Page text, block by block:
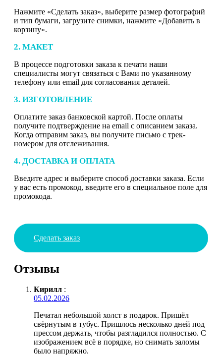
Нажмите «Сделать заказ», выберите размер фотографий
и тип бумаги, загрузите снимки, нажмите «Добавить в
корзину».
2. МАКЕТ
В процессе подготовки заказа к печати наши
специалисты могут связаться с Вами по указанному
телефону или email для согласования деталей.
3. ИЗГОТОВЛЕНИЕ
Оплатите заказ банковской картой. После оплаты
получите подтверждение на email с описанием заказа.
Когда отправим заказ, вы получите письмо с трек-
номером для отслеживания.
4. ДОСТАВКА И ОПЛАТА
Введите адрес и выберите способ доставки заказа. Если
у вас есть промокод, введите его в специальное поле для
промокода.
Сделать заказ
Отзывы
Кирилл :
05.02.2026
Печатал небольшой холст в подарок. Пришёл
свёрнутым в тубус. Пришлось несколько дней под
прессом держать, чтобы разгладился полностью. С
изображением всё в порядке, но снимать заломы
было напряжно.